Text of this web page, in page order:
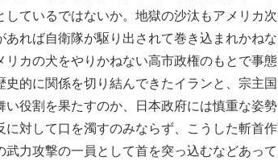
しているではないか。地獄の沙汰もアメリカ
あれば自衛隊が駆り出されて巻き込まれかね
リカの犬をやりかねない高市政権のもとで事
史的に関係を切り結んできたイランと、宗主
い役割を果たすのか、日本政府には慎重な姿
に対して口を濁すのみならず、こうした斬首
武力攻撃の一員として首を突っ込むなどあっ